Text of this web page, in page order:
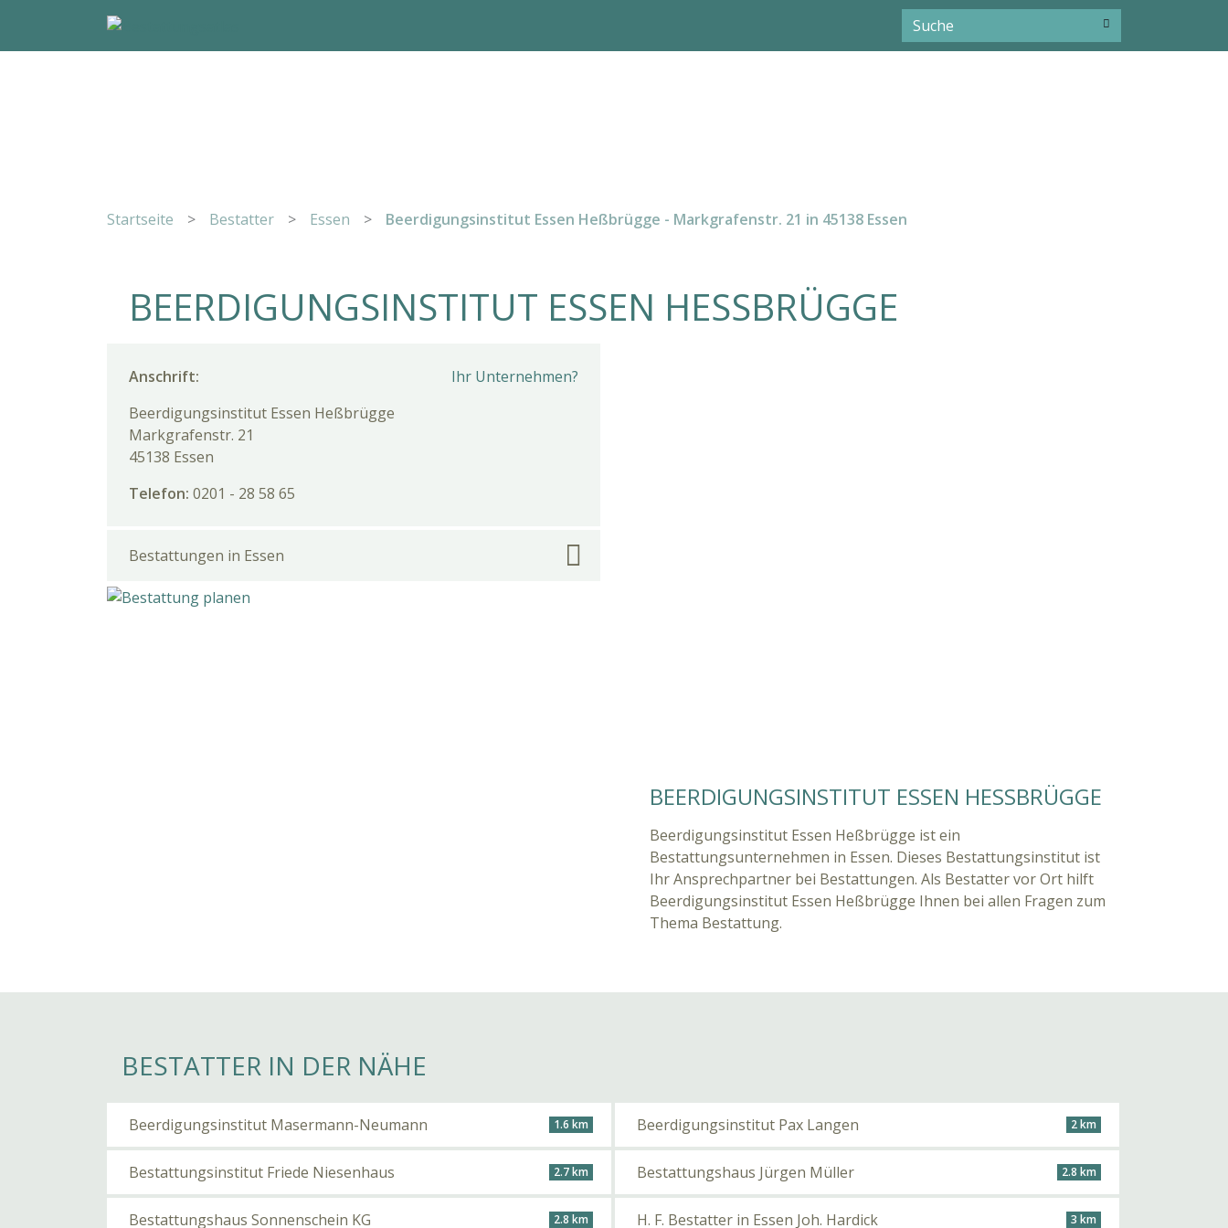
Startseite > Bestatter > Essen > Beerdigungsinstitut Essen Heßbrügge - Markgrafenstr. 21 in 45138 Essen
BEERDIGUNGSINSTITUT ESSEN HESSBRÜGGE
Ihr Unternehmen?
Anschrift:
Beerdigungsinstitut Essen Heßbrügge
Markgrafenstr. 21
45138 Essen
Telefon: 0201 - 28 58 65
Bestattungen in Essen
BEERDIGUNGSINSTITUT ESSEN HESSBRÜGGE
Beerdigungsinstitut Essen Heßbrügge ist ein
Bestattungsunternehmen in Essen. Dieses Bestattungsinstitut ist
Ihr Ansprechpartner bei Bestattungen. Als Bestatter vor Ort hilft
Beerdigungsinstitut Essen Heßbrügge Ihnen bei allen Fragen zum
Thema Bestattung.
BESTATTER IN DER NÄHE
Beerdigungsinstitut Masermann-Neumann 1.6 km Beerdigungsinstitut Pax Langen 2 km
Bestattungsinstitut Friede Niesenhaus 2.7 km Bestattungshaus Jürgen Müller 2.8 km
Bestattungshaus Sonnenschein KG 2.8 km H. F. Bestatter in Essen Joh. Hardick 3 km